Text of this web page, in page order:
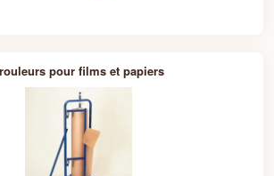
nos clients ont optimisé leur
et amélioré la sécurité de leurs
de calage et de protection
témoignages reflètent l'impact positif
ont eu sur leur entreprise et leur
pour films et papiers